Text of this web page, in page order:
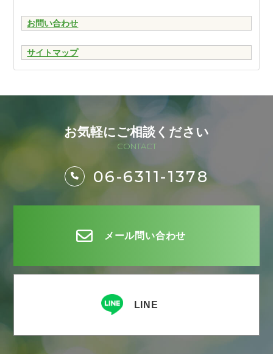
お問い合わせ
サイトマップ
お気軽にご相談ください
CONTACT
06-6311-1378
メール問い合わせ
LINE